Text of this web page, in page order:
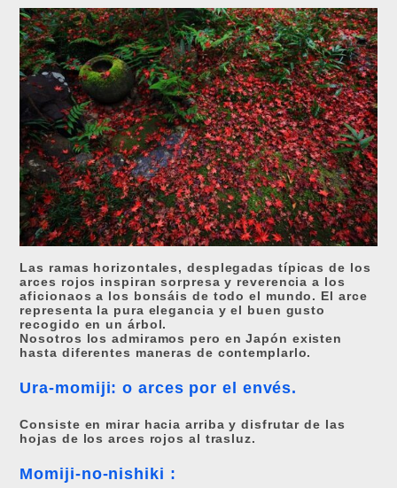
Las ramas horizontales, desplegadas típicas de los
arces rojos inspiran sorpresa y reverencia a los
aficionaos a los bonsáis de todo el mundo. El arce
representa la pura elegancia y el buen gusto
recogido en un árbol.
Nosotros los admiramos pero en Japón existen
hasta diferentes maneras de contemplarlo.
Ura-momiji: o arces por el envés.
Consiste en mirar hacia arriba y disfrutar de las
hojas de los arces rojos al trasluz.
Momiji-no-nishiki :